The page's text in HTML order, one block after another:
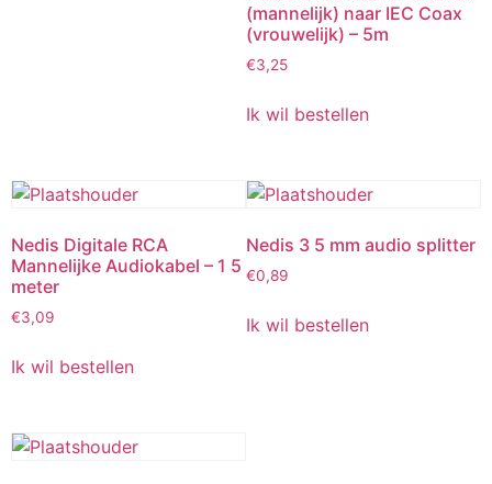
(mannelijk) naar IEC Coax
(vrouwelijk) – 5m
€3,25
Ik wil bestellen
Nedis Digitale RCA
Mannelijke Audiokabel – 1 5
meter
€3,09
Ik wil bestellen
Nedis 3 5 mm audio splitter
€0,89
Ik wil bestellen